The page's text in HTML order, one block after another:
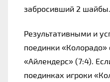
забросивший 2 шайбы.
Результативными и
поединки
«Айлендерс» (7:4).
поединках игроки